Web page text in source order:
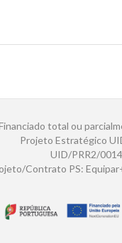
total ou
Projeto Estratégico
UID/PRR2/
Contrato PS: